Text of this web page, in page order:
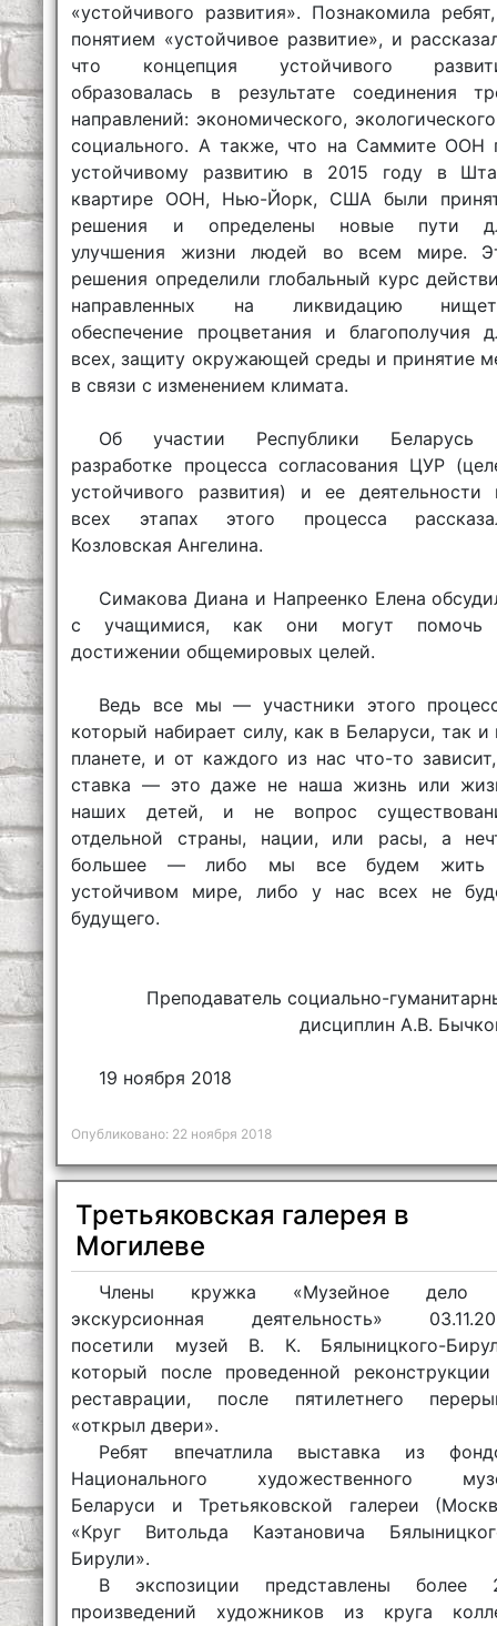
«устойчивого развития». Познакомила
понятием «устойчивое развитие», и
что концепция устойчивого
образовалась в результате соединения
направлений: экономического,
социального. А также, что на Саммите ООН
устойчивому развитию в 2015 году в
квартире ООН, Нью-Йорк, США были
решения и определены новые пути
улучшения жизни людей во всем мире.
решения определили глобальный курс
направленных на ликвидацию
обеспечение процветания и благополучия
всех, защиту окружающей среды и принятие
в связи с изменением климата.
Об участии Республики
разработке процесса согласования ЦУР
устойчивого развития) и ее деятельности
всех этапах этого процесса
Козловская Ангелина.
Симакова Диана и Напреенко Елена
с учащимися, как они могут
достижении общемировых целей.
Ведь все мы — участники этого
который набирает силу, как в Беларуси, так и
планете, и от каждого из нас что-то
ставка — это даже не наша жизнь или
наших детей, и не вопрос
отдельной страны, нации, или расы, а
большее — либо мы все будем
устойчивом мире, либо у нас всех не
будущего.
Преподаватель социально-
дисциплин А.В.
19 ноября 2018
Опубликовано: 22 ноября 2018
Третьяковская галерея в
Могилеве
Члены кружка «Музейное дело
экскурсионная деятельность»
посетили музей В. К. Бялыницкого-
который после проведенной
реставрации, после пятилетнего
«открыл двери».
Ребят впечатлила выставка из
Национального художественного
Беларуси и Третьяковской галереи
«Круг Витольда Каэтановича
Бирули».
В экспозиции представлены более
произведений художников из круга